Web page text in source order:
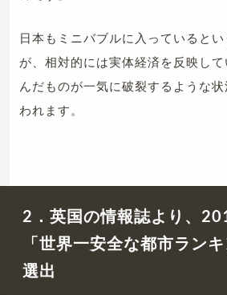
日本もミニバブルに入っていると
が、相対的には実体経済を反映し
んだものが一気に破裂するような
われます。
2．英国の情報誌より、
「世界一安全な都市ラン
選出